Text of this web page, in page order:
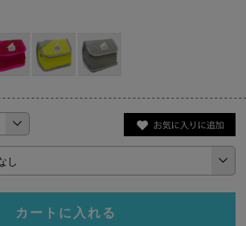
カートに入れる